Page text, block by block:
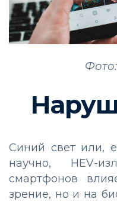
Синий свет или,
научно, HEV-
смартфонов
зрение, но и на